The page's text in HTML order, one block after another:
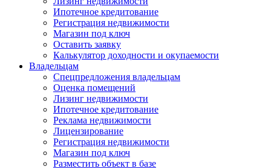
Ипотечное кредитование
Регистрация недвижимости
Магазин под ключ
Оставить заявку
Калькулятор доходности и окупаемости
Владельцам
Спецпредложения владельцам
Оценка помещений
Лизинг недвижимости
Ипотечное кредитование
Реклама недвижимости
Лицензирование
Регистрация недвижимости
Магазин под ключ
Разместить объект в базе